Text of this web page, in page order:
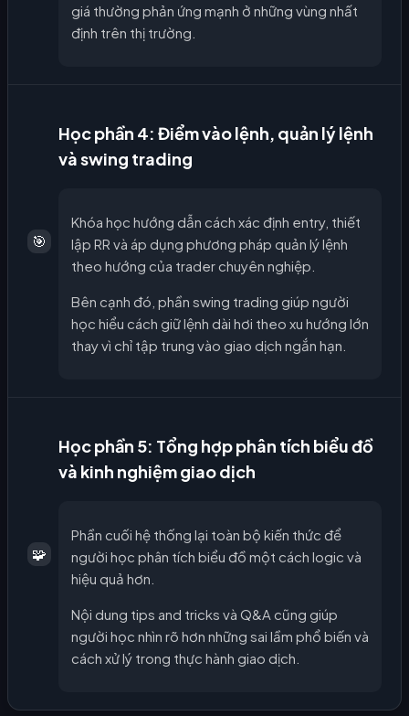
giá thường phản ứng mạnh ở những vùng nhất
định trên thị trường.
🎯
Học phần 4: Điểm vào lệnh, quản lý lệnh
và swing trading
Khóa học hướng dẫn cách xác định entry, thiết
lập RR và áp dụng phương pháp quản lý lệnh
theo hướng của trader chuyên nghiệp.
Bên cạnh đó, phần swing trading giúp người
học hiểu cách giữ lệnh dài hơi theo xu hướng lớn
thay vì chỉ tập trung vào giao dịch ngắn hạn.
🧩
Học phần 5: Tổng hợp phân tích biểu đồ
và kinh nghiệm giao dịch
Phần cuối hệ thống lại toàn bộ kiến thức để
người học phân tích biểu đồ một cách logic và
hiệu quả hơn.
Nội dung tips and tricks và Q&A cũng giúp
người học nhìn rõ hơn những sai lầm phổ biến và
cách xử lý trong thực hành giao dịch.